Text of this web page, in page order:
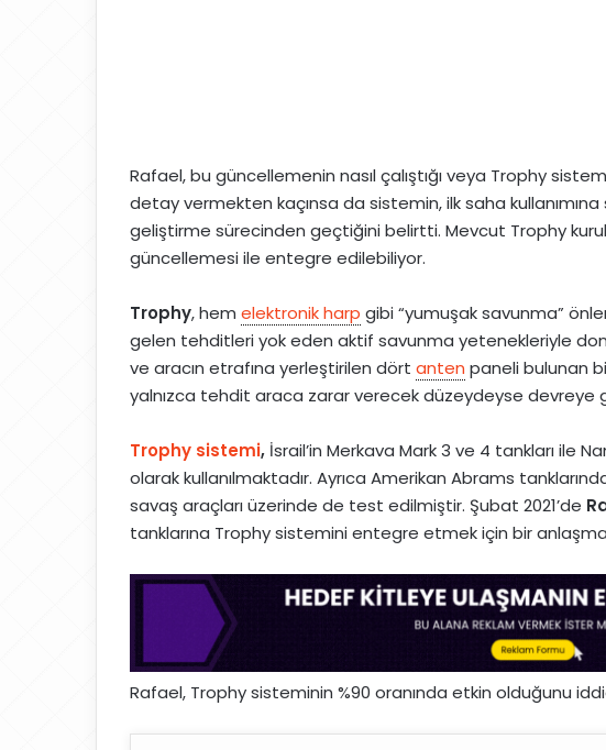
Rafael, bu güncellemenin nasıl çalıştığı veya Trophy
detay vermekten kaçınsa da sistemin, ilk saha
geliştirme sürecinden geçtiğini belirtti. Mevcut Trophy
güncellemesi ile entegre edilebiliyor.
Trophy, hem elektronik harp gibi “yumuşak savunma”
gelen tehditleri yok eden aktif savunma yetenekleriyle
ve aracın etrafına yerleştirilen dört anten paneli bulunan
yalnızca tehdit araca zarar verecek düzeydeyse devreye
Trophy sistemi, İsrail’in Merkava Mark 3 ve 4 tankları ile
olarak kullanılmaktadır. Ayrıca Amerikan Abrams
savaş araçları üzerinde de test edilmiştir. Şubat 2021’de
tanklarına Trophy sistemini entegre etmek için bir
Rafael, Trophy sisteminin %90 oranında etkin olduğunu